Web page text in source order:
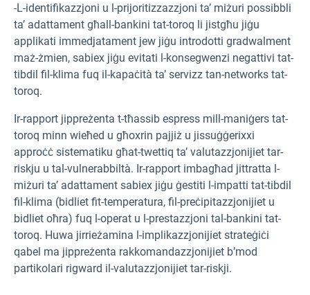
-L-identifikazzjoni u l-prijoritizzazzjoni ta’ miżuri possibbli
ta’ adattament għall-bankini tat-toroq li jistgħu jiġu
applikati immedjatament jew jiġu introdotti gradwalment
maż-żmien, sabiex jiġu evitati l-konsegwenzi negattivi tat-
tibdil fil-klima fuq il-kapaċità ta’ servizz tan-networks tat-
toroq.
Ir-rapport jippreżenta t-tħassib espress mill-maniġers tat-
toroq minn wieħed u għoxrin pajjiż u jissuġġerixxi
approċċ sistematiku għat-twettiq ta’ valutazzjonijiet tar-
riskju u tal-vulnerabbiltà. Ir-rapport imbagħad jittratta l-
miżuri ta’ adattament sabiex jiġu ġestiti l-impatti tat-tibdil
fil-klima (bidliet fit-temperatura, fil-preċipitazzjonijiet u
bidliet oħra) fuq l-operat u l-prestazzjoni tal-bankini tat-
toroq. Huwa jirrieżamina l-implikazzjonijiet strateġiċi
qabel ma jippreżenta rakkomandazzjonijiet b’mod
partikolari rigward il-valutazzjonijiet tar-riskji.